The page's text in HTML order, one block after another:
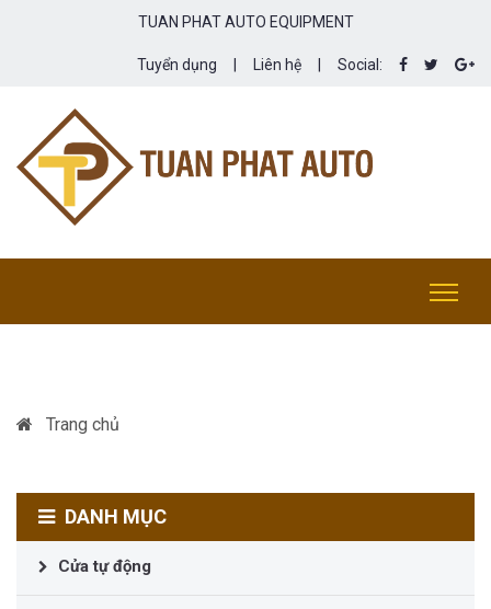
TUAN PHAT AUTO EQUIPMENT
Tuyển dụng Liên hệ Social:
Trang chủ
DANH MỤC
Cửa tự động